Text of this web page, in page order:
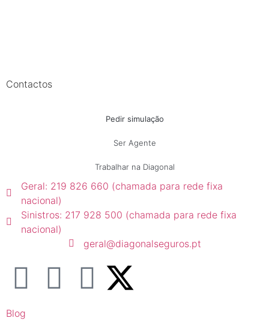
Contactos
Pedir simulação
Ser Agente
Trabalhar na Diagonal
Geral: 219 826 660 (chamada para rede fixa
nacional)
Sinistros: 217 928 500 (chamada para rede fixa
nacional)
geral@diagonalseguros.pt
Blog